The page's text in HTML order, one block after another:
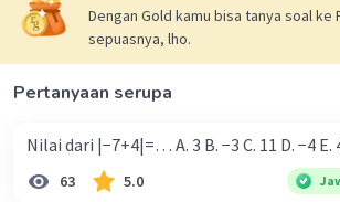
Dengan Gold kamu bisa tanya soal ke
sepuasnya, lho.
Pertanyaan serupa
Nilai dari |−7+4|=… A. 3 B. −3 C. 11 D. −4
63 5.0